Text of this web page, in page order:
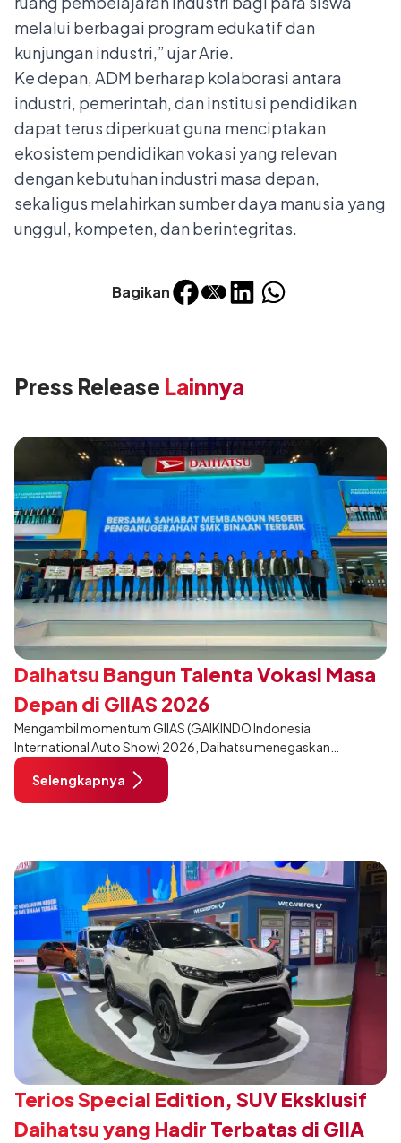
Bagikan
melalui berbagai program edukatif dan
kunjungan industri,” ujar Arie.
Ke depan, ADM berharap kolaborasi antara
industri, pemerintah, dan institusi pendidikan
dapat terus diperkuat guna menciptakan
ekosistem pendidikan vokasi yang relevan
dengan kebutuhan industri masa depan,
sekaligus melahirkan sumber daya manusia yang
unggul, kompeten, dan berintegritas.
Press Release Lainnya
Daihatsu Bangun Talenta Vokasi Masa
Depan di GIIAS 2026
Mengambil momentum GIIAS (GAIKINDO Indonesia
International Auto Show) 2026, Daihatsu menegaskan
komitmennya dalam meningkatkan kualitas SDM (Sumber Daya
Manusia) melalui pendidikan vokasi bertema “Bersama Sahabat
Membangun Negeri”. Komitmen ini diwujudkan melalui ajang
Selengkapnya
Terios Special Edition, SUV Eksklusif
Daihatsu yang Hadir Terbatas di GIIAS